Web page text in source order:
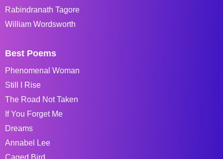
Rabindranath Tagore
William Wordsworth
Best Poems
Phenomenal Woman
Still I Rise
The Road Not Taken
If You Forget Me
Dreams
Annabel Lee
Caged Bird